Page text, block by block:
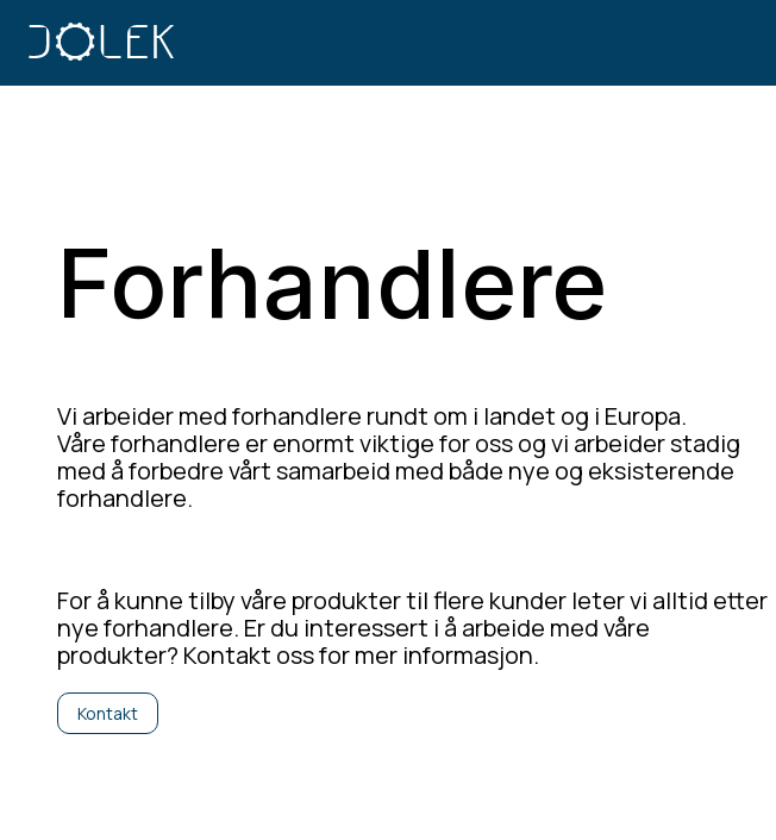
Forhandlere
Vi arbeider med forhandlere rundt om i landet og i Europa.
Våre forhandlere er enormt viktige for oss og vi arbeider stadig
med å forbedre vårt samarbeid med både nye og eksisterende
forhandlere.
For å kunne tilby våre produkter til flere kunder leter vi alltid etter
nye forhandlere. Er du interessert i å arbeide med våre
produkter? Kontakt oss for mer informasjon.
Kontakt